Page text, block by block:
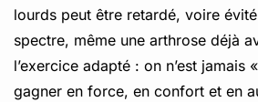
lourds peut être retardé, voire
spectre, même une arthrose déjà
l’exercice adapté : on n’est jamais
gagner en force, en confort et en